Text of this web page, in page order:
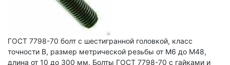
ГОСТ 7798-70 болт с шестигранной головкой, класс
точности В, размер метрической резьбы от М6 до М48,
длина от 10 до 300 мм. Болты ГОСТ 7798-70 с гайками и